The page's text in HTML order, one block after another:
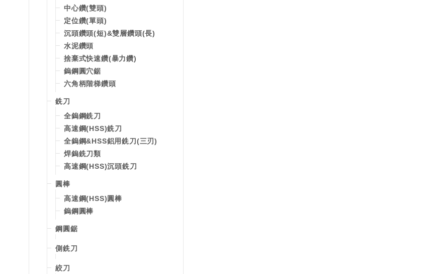
中心鑽(雙頭)
定位鑽(單頭)
沉頭鑽頭(短)&雙層鑽頭(長)
水泥鑽頭
捨棄式快速鑽(暴力鑽)
鎢鋼圓穴鋸
六角柄階梯鑽頭
銑刀
全鎢鋼銑刀
高速鋼(HSS)銑刀
全鎢鋼&HSS鋁用銑刀(三刃)
焊鎢銑刀類
高速鋼(HSS)沉頭銑刀
圓棒
高速鋼(HSS)圓棒
鎢鋼圓棒
鋼圓鋸
側銑刀
絞刀